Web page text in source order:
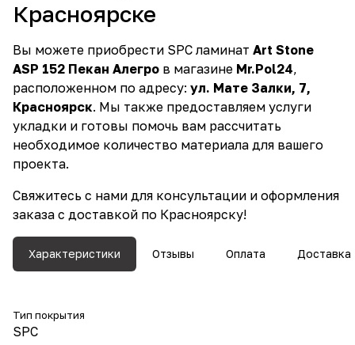
Красноярске
Вы можете приобрести SPC ламинат Art Stone
ASP 152 Пекан Алегро в магазине Mr.Pol24,
расположенном по адресу: ул. Мате Залки, 7,
Красноярск. Мы также предоставляем услуги
укладки и готовы помочь вам рассчитать
необходимое количество материала для вашего
проекта.
Свяжитесь с нами для консультации и оформления
заказа с доставкой по Красноярску!
Характеристики Отзывы Оплата Доставка
Тип покрытия
SPC